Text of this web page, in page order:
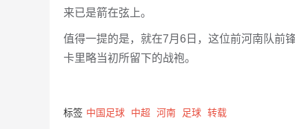
来已是箭在弦上。
值得一提的是，就在7月6日，这位前河南队前
卡里略当初所留下的战袍。
标签 中国足球 中超 河南 足球 转载